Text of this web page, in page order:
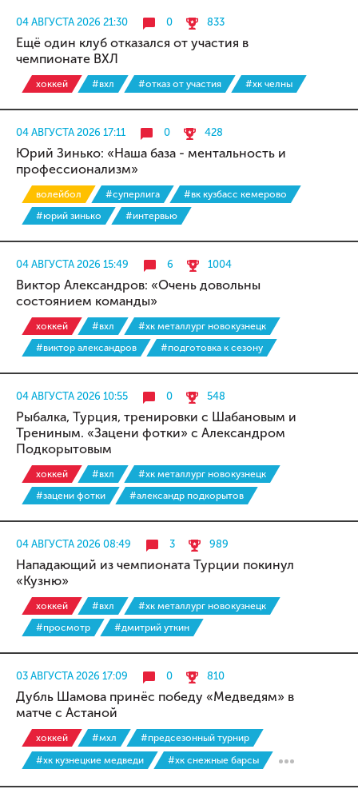
04 АВГУСТА 2026 21:30 0 833
Ещё один клуб отказался от участия в
чемпионате ВХЛ
хоккей #вхл #отказ от участия #хк челны
04 АВГУСТА 2026 17:11 0 428
Юрий Зинько: «Наша база - ментальность и
профессионализм»
волейбол #суперлига
#вк кузбасс кемерово
#юрий зинько
#интервью
04 АВГУСТА 2026 15:49 6 1004
Виктор Александров: «Очень довольны
состоянием команды»
хоккей #вхл
#хк металлург новокузнецк
#виктор александров
#подготовка к сезону
04 АВГУСТА 2026 10:55 0 548
Рыбалка, Турция, тренировки с Шабановым и
Трениным. «Зацени фотки» с Александром
Подкорытовым
хоккей #вхл
#хк металлург новокузнецк
#зацени фотки
#александр подкорытов
04 АВГУСТА 2026 08:49 3 989
Нападающий из чемпионата Турции покинул
«Кузню»
хоккей #вхл
#хк металлург новокузнецк
#просмотр
#дмитрий уткин
03 АВГУСТА 2026 17:09 0 810
Дубль Шамова принёс победу «Медведям» в
матче с Астаной
хоккей #мхл
#предсезонный турнир
#хк кузнецкие медведи
#хк снежные барсы